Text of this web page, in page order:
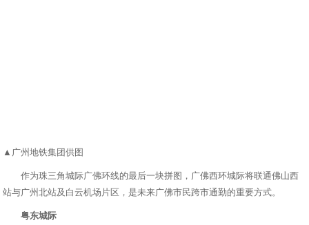
▲广州地铁集团供图
作为珠三角城际广佛环线的最后一块拼图，广佛西环城际将联通佛山西
站与广州北站及白云机场片区，是未来广佛市民跨市通勤的重要方式。
粤东城际